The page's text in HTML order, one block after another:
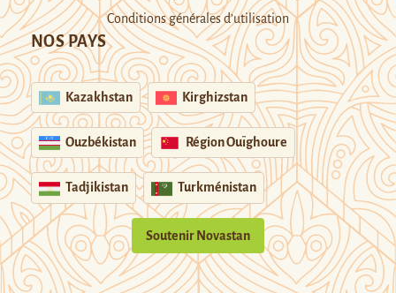
Conditions générales d’utilisation
NOS PAYS
Kazakhstan Kirghizstan
Ouzbékistan Région Ouïghoure
Tadjikistan Turkménistan
Soutenir Novastan